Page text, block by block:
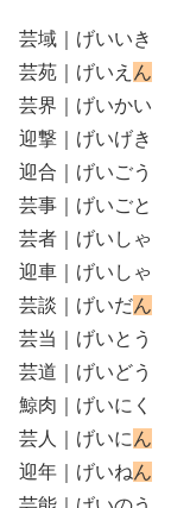
芸域｜げいいき
芸苑｜げいえ ん
芸界｜げいかい
迎撃｜げいげき
迎合｜げいごう
芸事｜げいごと
芸者｜げいしゃ
迎車｜げいしゃ
芸談｜げいだん
芸当｜げいとう
芸道｜げいどう
鯨肉｜げいにく
芸人｜げいに ん
迎年｜げいねん